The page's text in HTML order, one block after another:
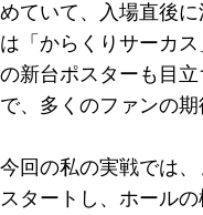
めていて、入場直後
は「からくりサーカ
の新台ポスターも目
で、多くのファンの期
今回の私の実戦では
スタートし、ホール